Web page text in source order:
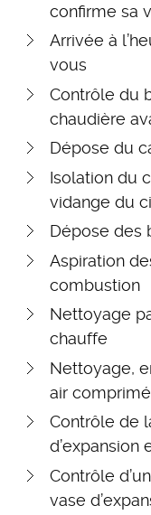
confirme sa
Arrivée à
vous
Contrôle du
chaudière
Dépose du
Isolation du
vidange du
Dépose des
Aspiration
combustion
Nettoyage
chauffe
Nettoyage,
air comprimé
Contrôle de
d’expansion
Contrôle
vase